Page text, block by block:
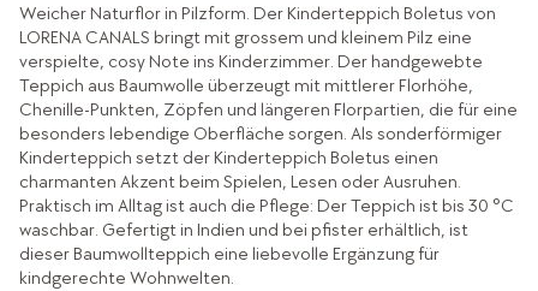
Weicher Naturflor in Pilzform. Der Kinderteppich Boletus von
LORENA CANALS bringt mit grossem und kleinem Pilz eine
verspielte, cosy Note ins Kinderzimmer. Der handgewebte
Teppich aus Baumwolle überzeugt mit mittlerer Florhöhe,
Chenille-Punkten, Zöpfen und längeren Florpartien, die für eine
besonders lebendige Oberfläche sorgen. Als sonderförmiger
Kinderteppich setzt der Kinderteppich Boletus einen
charmanten Akzent beim Spielen, Lesen oder Ausruhen.
Praktisch im Alltag ist auch die Pflege: Der Teppich ist bis 30 °C
waschbar. Gefertigt in Indien und bei pfister erhältlich, ist
dieser Baumwollteppich eine liebevolle Ergänzung für
kindgerechte Wohnwelten.